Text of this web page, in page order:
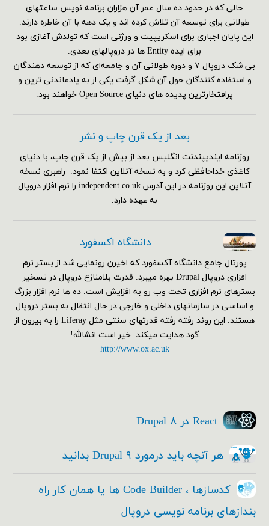
حالی که در حدود ده سال عمر آن هزاران برنامه نویس ساعتهای
طولانی برای توسعه آن تلاش کرده اند و یک دهه با آن خاطره دارند.
این پایان اجباری برای اسکریپیت و ورژنی است که تولدش آغازی بود
برای ایده Entity ها در دروپالهای بعدی.
بی شک دروپال ۷ و دوره طولانی آن و جامعه‌ای که از توسعه دهندگان
و استفاده کنندگان حول آن شکل گرفت یکی از به یادماندنی ترین و
پرافتخارترین پدیده های دنیای Open Source خواهند بود.
بعد از یک قرن چاپ و نشر
روزنامه ایندیپندنت انگلیس بعد از بیش از یک قرن چاپ، با دنیای
کاغذی خداحافظی کرد و به نسخه آنلاین اکتفا نمود. راهبری نسخه
آنلاین این روزنامه در این آدرس independent.co.uk را نرم افزار دروپال
به عهده دارد.
دانشگاه اکسفورد
پورتال جامع دانشگاه آکسفورد که اخیرن رونمایی شد از بستر نرم
افزاری دروپال Drupal بهره میبرد. قدرت بلامنازع دروپال در تسخیر
بسترهای نرم افزاری تحت وب رو به افزایش است. ده ها نرم افزار بزرگ
و اساسی در سازمانهای داخلی و خارجی در حال انتقال به بستر دروپال
هستند. این روند رفته رفته قدرتهای سنتی مثل Liferay را به بیرون از
گود هدایت میکند. خیر است انشالله!
http://www.ox.ac.uk
React در Drupal ۸
هر آنچه باید درمورد Drupal ۹ بدانید
کدسازها ، Code Builder ها یا همان کار راه
بندازهای برنامه نویسی دروپال